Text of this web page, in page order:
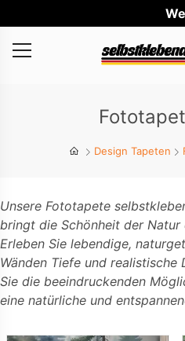
Design Tapeten
Unsere Fototapete
bringt die Schönheit der Natur
Erleben Sie lebendige,
Wänden Tiefe und realistische
Sie die beeindruckenden
eine natürliche und